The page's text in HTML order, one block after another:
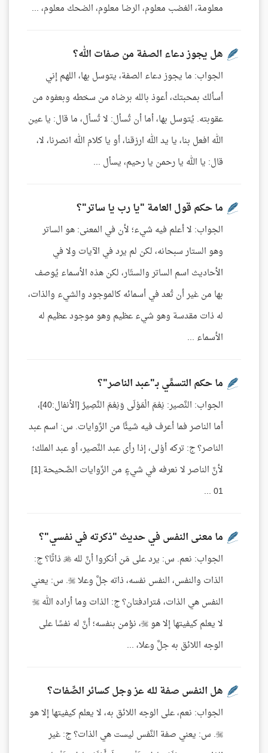
معلومة، الغضب معلوم، الرضا معلوم، الضحك معلوم، ...
هل يجوز دعاء الصفة من صفات الله؟
الجواب: ما يجوز دعاء الصفة، يتوسل بها، اللهم إني
أسألك بمحبتك، أعوذ بالله برضاه من سخطه وبعفوه من
عقوبته. يُتوسل بها، أما أن تُسأل: لا تُسأل، ما قال: يا عين
الله افعل بنا، يا يد الله ارزقنا، أو يا كلام الله انصرنا، لا،
قال: يا الله يا رحمن يا رحيم، يسأل ...
ما حكم قول العامة "يا رب يا ساتر"؟
الجواب: لا أعلم فيه شيء؛ لأن في المعنى: هو الساتر
وهو الستار سبحانه، لكن لم يرد في الآيات ولا في
الأحاديث اسم الساتر والستّار، لكن هذه الأسماء يُوصف
بها من غير أن تُعد في أسمائه كالموجود والشيء والذات،
له ذات مقدسة وهو شيء عظيم وهو موجود عظيم له
الأسماء ...
ما حكم التسمِّي بـ"عبد الناصر"؟
الجواب: النَّصير: نِعْمَ الْمَوْلَى وَنِعْمَ النَّصِيرُ [الأنفال:40]،
أما الناصر فما أعرف فيه شيئًا من الرِّوايات. س: اسم عبد
الناصر؟ ج: تركه أوْلى، إذا رأى عبد النَّصير، أو عبد الملك؛
لأنَّ الناصر لا نعرفه في شيءٍ من الرِّوايات الصَّحيحة.[1]
01 ...
ما معنى النفس في حديث "ذكرته في نفسي"؟
الجواب: نعم. س: يرد على مَن أنكروا أنَّ لله  ذاتًا؟ ج:
الذات والنفس، النفس نفسه، ذاته جلَّ وعلا . س: يعني
النفس هي الذات، مُترادفتان؟ ج: الذات وما أراده الله 
لا يعلم كيفيتها إلا هو ، نؤمن بنفسه؛ أنَّ له نفسًا على
الوجه اللائق به جلَّ وعلا، ...
هل النفس صفة لله عز وجل كسائر الصِّفات؟
الجواب: نعم، على الوجه اللائق به، لا يعلم كيفيتها إلا هو
. س: يعني صفة النَّفس ليست هي الذات؟ ج: غير